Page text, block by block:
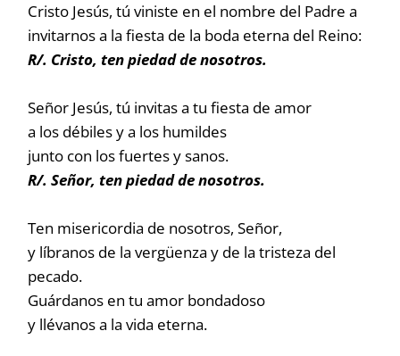
Cristo Jesús, tú viniste en el nombre del Padre a
invitarnos a la fiesta de la boda eterna del Reino:
R/. Cristo, ten piedad de nosotros.
Señor Jesús, tú invitas a tu fiesta de amor
a los débiles y a los humildes
junto con los fuertes y sanos.
R/. Señor, ten piedad de nosotros.
Ten misericordia de nosotros, Señor,
y líbranos de la vergüenza y de la tristeza del
pecado.
Guárdanos en tu amor bondadoso
y llévanos a la vida eterna.